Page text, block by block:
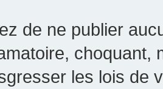
de ne publier
choquant,
les lois de